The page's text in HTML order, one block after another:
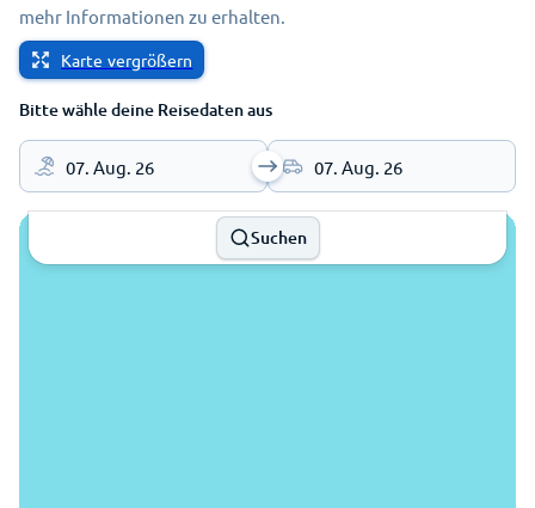
mehr Informationen zu erhalten.
Karte vergrößern
Bitte wähle deine Reisedaten aus
07. Aug. 26 07. Aug. 26
Suchen